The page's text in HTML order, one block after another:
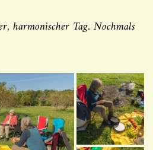
harmonischer Tag. Nochmals